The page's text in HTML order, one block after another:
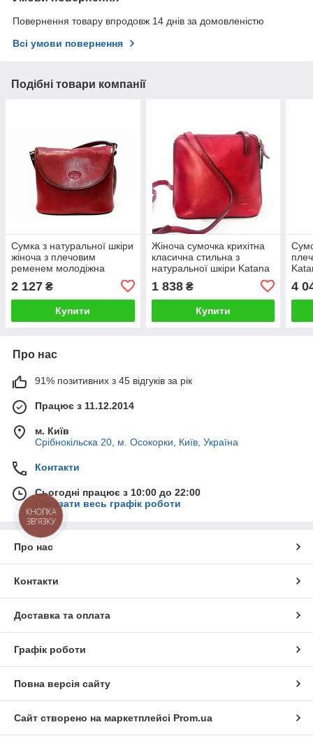
Повернення товару впродовж 14 днів за домовленістю
Всі умови повернення
Подібні товари компанії
Сумка з натуральної шкіри
жіноча з плечовим
ременем молодіжна
2 127 ₴
Купити
Жіноча сумочка крихітна
класична стильна з
натуральної шкіри Katana
1 838₴
Купити
4
Про нас
91% позитивних з 45 відгуків за рік
Працює з 11.12.2014
м. Київ
Срібнокільска 20, м. Осокорки, Київ, Україна
Контакти
Сьогодні працює з 10:00 до 22:00
Показати весь графік роботи
Про нас
Контакти
Доставка та оплата
Графік роботи
Повна версія сайту
Сайт створено на маркетплейсі Prom.ua
КНОПКА
ЗВ'ЯЗКУ